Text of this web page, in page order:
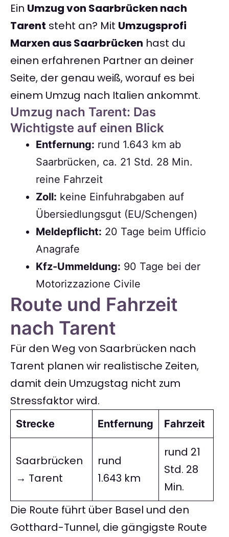
Ein Umzug von Saarbrücken nach
Tarent steht an? Mit Umzugsprofi
Marxen aus Saarbrücken hast du
einen erfahrenen Partner an deiner
Seite, der genau weiß, worauf es bei
einem Umzug nach Italien ankommt.
Umzug nach Tarent: Das
Wichtigste auf einen Blick
Entfernung: rund 1.643 km ab
Saarbrücken, ca. 21 Std. 28 Min.
reine Fahrzeit
Zoll: keine Einfuhrabgaben auf
Übersiedlungsgut (EU/Schengen)
Meldepflicht: 20 Tage beim Ufficio
Anagrafe
Kfz-Ummeldung: 90 Tage bei der
Motorizzazione Civile
Route und Fahrzeit
nach Tarent
Für den Weg von Saarbrücken nach
Tarent planen wir realistische Zeiten,
damit dein Umzugstag nicht zum
Stressfaktor wird.
Strecke Entfernung Fahrzeit
Saarbrücken
→ Tarent
rund
1.643 km
rund 21
Std. 28
Min.
Die Route führt über Basel und den
Gotthard-Tunnel, die gängigste Route